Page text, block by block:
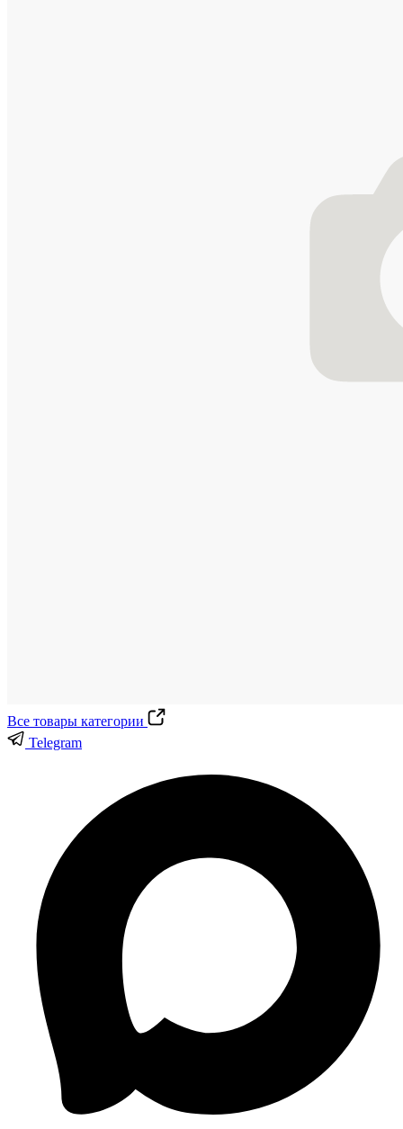
Все товары категории
Telegram